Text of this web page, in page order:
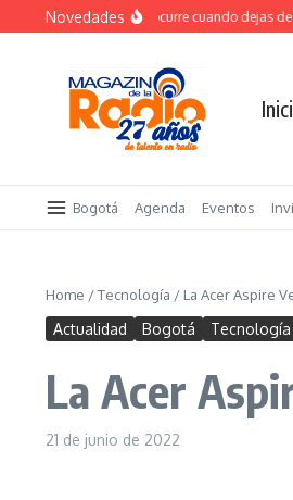
Saltar al contenido
Novedades
El verdadero salto ocurre cuando dejas de
Bogotá Agenda Eventos
Home /Tecnología / La Acer Aspire
Actualidad Bogotá Tecnología
La Acer
21 de junio de 2022